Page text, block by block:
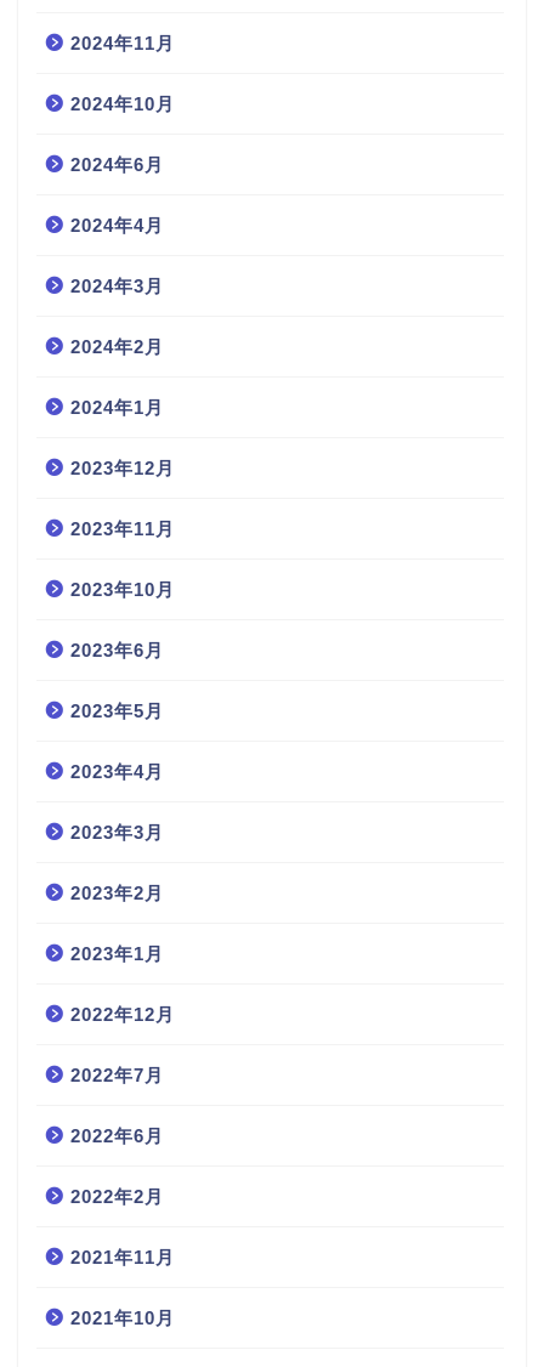
2024年11月
2024年10月
2024年6月
2024年4月
2024年3月
2024年2月
2024年1月
2023年12月
2023年11月
2023年10月
2023年6月
2023年5月
2023年4月
2023年3月
2023年2月
2023年1月
2022年12月
2022年7月
2022年6月
2022年2月
2021年11月
2021年10月